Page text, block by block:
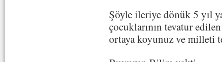
Şöyle ileriye dönük 5 yıl
çocuklarının tevatur
ortaya koyunuz ve milleti